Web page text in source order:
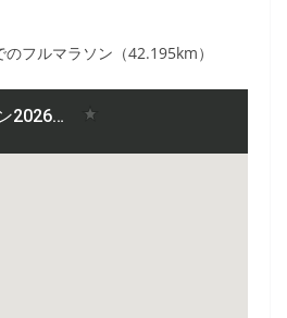
フルマラソン（42.195km）